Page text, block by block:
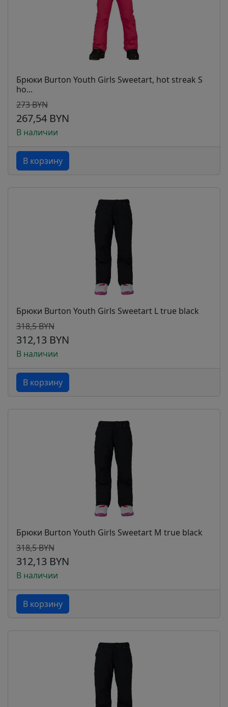
Брюки Burton Youth Girls Sweetart, hot streak S
ho...
273 BYN
267,54 BYN
В наличии
В корзину
Брюки Burton Youth Girls Sweetart L true black
318,5 BYN
312,13 BYN
В наличии
В корзину
Брюки Burton Youth Girls Sweetart M true black
318,5 BYN
312,13 BYN
В наличии
В корзину